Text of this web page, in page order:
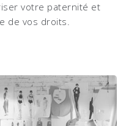
votre paternité et
de vos droits.